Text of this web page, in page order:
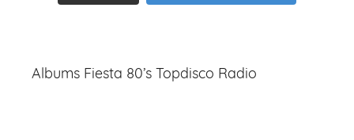
Albums Fiesta 80’s Topdisco Radio